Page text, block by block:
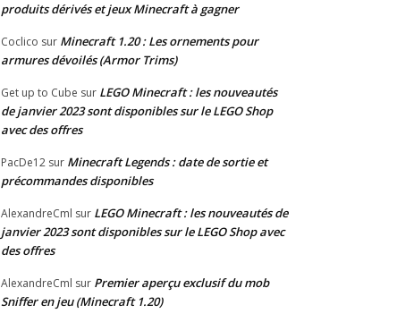
produits dérivés et jeux Minecraft à gagner
Coclico sur Minecraft 1.20 : Les ornements pour
armures dévoilés (Armor Trims)
Get up to Cube sur LEGO Minecraft : les nouveautés
de janvier 2023 sont disponibles sur le LEGO Shop
avec des offres
PacDe12 sur Minecraft Legends : date de sortie et
précommandes disponibles
AlexandreCml sur LEGO Minecraft : les nouveautés de
janvier 2023 sont disponibles sur le LEGO Shop avec
des offres
AlexandreCml sur Premier aperçu exclusif du mob
Sniffer en jeu (Minecraft 1.20)